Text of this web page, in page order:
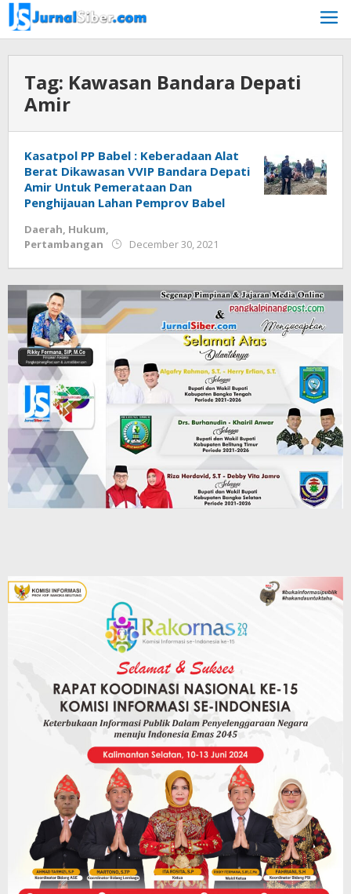
Skip
to
content
Tag: Kawasan Bandara Depati
Amir
Kasatpol PP Babel : Keberadaan Alat
Berat Dikawasan VVIP Bandara Depati
Amir Untuk Pemerataan Dan
Penghijauan Lahan Pemprov Babel
Daerah, Hukum,
Pertambangan
December 30, 2021